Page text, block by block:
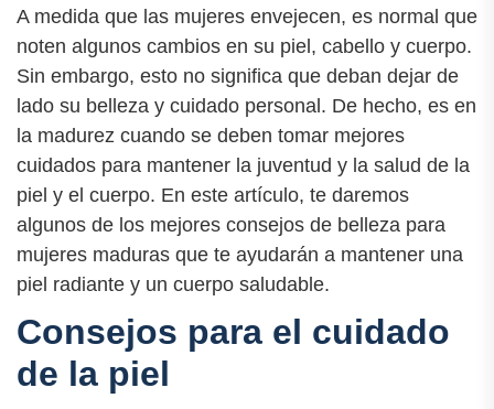
A medida que las mujeres envejecen, es normal que
noten algunos cambios en su piel, cabello y cuerpo.
Sin embargo, esto no significa que deban dejar de
lado su belleza y cuidado personal. De hecho, es en
la madurez cuando se deben tomar mejores
cuidados para mantener la juventud y la salud de la
piel y el cuerpo. En este artículo, te daremos
algunos de los mejores consejos de belleza para
mujeres maduras que te ayudarán a mantener una
piel radiante y un cuerpo saludable.
Consejos para el cuidado
de la piel